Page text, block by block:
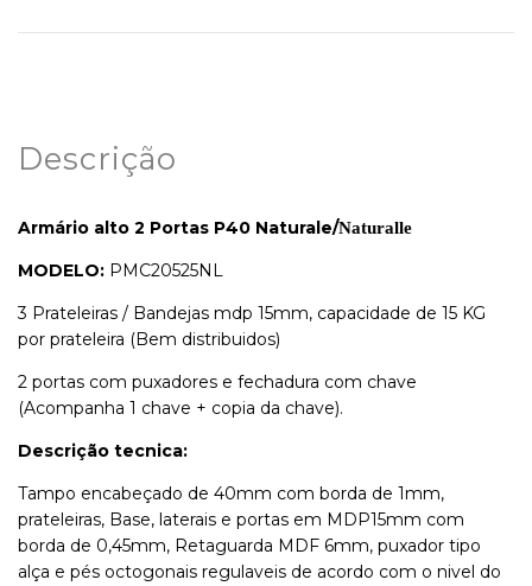
Descrição
Armário alto 2 Portas P40 Naturale/Naturalle
MODELO: PMC20525NL
3 Prateleiras / Bandejas mdp 15mm, capacidade de 15 KG
por prateleira (Bem distribuidos)
2 portas com puxadores e fechadura com chave
(Acompanha 1 chave + copia da chave).
Descrição tecnica:
Tampo encabeçado de 40mm com borda de 1mm,
prateleiras, Base, laterais e portas em MDP15mm com
borda de 0,45mm, Retaguarda MDF 6mm, puxador tipo
alça e pés octogonais regulaveis de acordo com o nivel do